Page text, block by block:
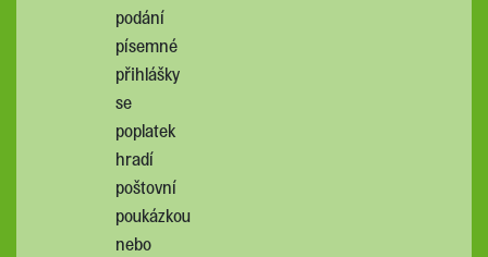
podání
písemné
přihlášky
se
poplatek
hradí
poštovní
poukázkou
nebo